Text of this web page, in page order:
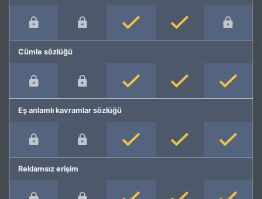
Cümle sözlüğü
Eş anlamlı kavramlar sözlüğü
Reklamsız erişim